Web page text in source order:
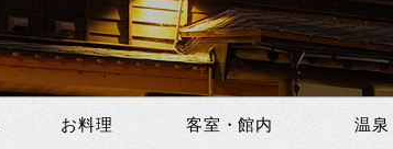
お料理 客室・館内 温泉